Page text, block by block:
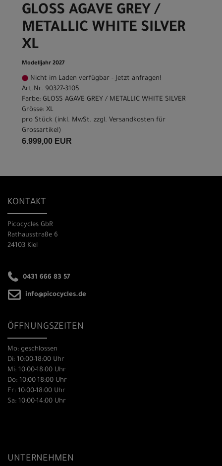
GLOSS AGAVE GREY /
METALLIC WHITE SILVER
XL
Modelljahr 2027
Nicht im Laden verfügbar - Jetzt anfragen!
Art.Nr. 90327-3105
Farbe: GLOSS AGAVE GREY / METALLIC WHITE SILVER
Grösse: XL
pro Stück (inkl. MwSt. zzgl. Versandkosten für
Grossartikel)
6.999,00 EUR
KONTAKT
Picocycles GbR
Rathausstraße 6
24103 Kiel
0431 666 83 57
info@picocycles.de
ÖFFNUNGSZEITEN
Mo: geschlossen
Di: 10:00-18:00 Uhr
Mi: 10:00-18:00 Uhr
Do: 10:00-18:00 Uhr
Fr: 10:00-18:00 Uhr
Sa: 10:00-14:00 Uhr
UNTERNEHMEN